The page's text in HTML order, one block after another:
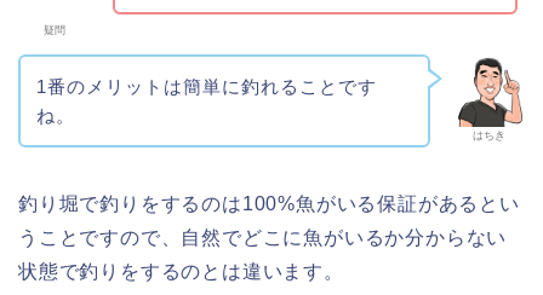
疑問
はちき
1番のメリットは簡単に釣れることです
ね。
釣り堀で釣りをするのは100%魚がいる保証があるとい
うことですので、自然でどこに魚がいるか分からない
状態で釣りをするのとは違います。